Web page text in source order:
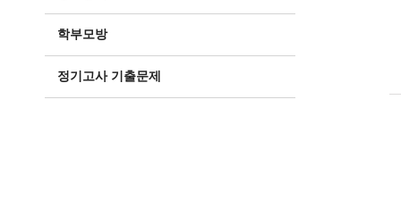
학부모방
정기고사 기출문제